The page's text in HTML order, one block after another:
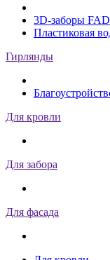
3D-заборы
Пластиковая
Гирлянды
Для кровли
Для забора
Для фасада